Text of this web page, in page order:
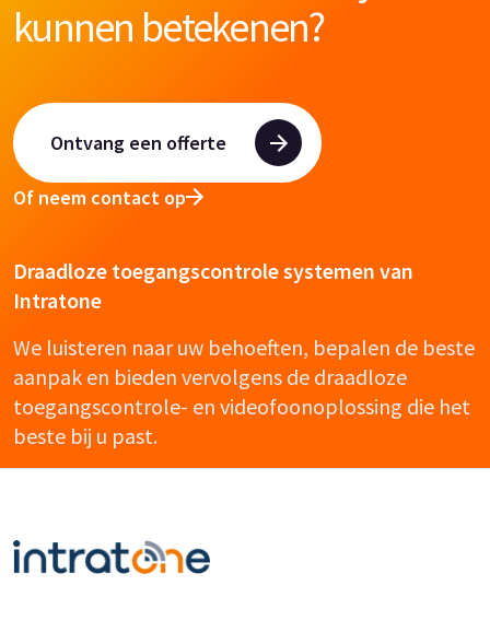
kunnen betekenen?
Ontvang een offerte
Of neem contact op
Draadloze toegangscontrole systemen van
Intratone
We luisteren naar uw behoeften, bepalen de beste
aanpak en bieden vervolgens de draadloze
toegangscontrole- en videofoonoplossing die het
beste bij u past.